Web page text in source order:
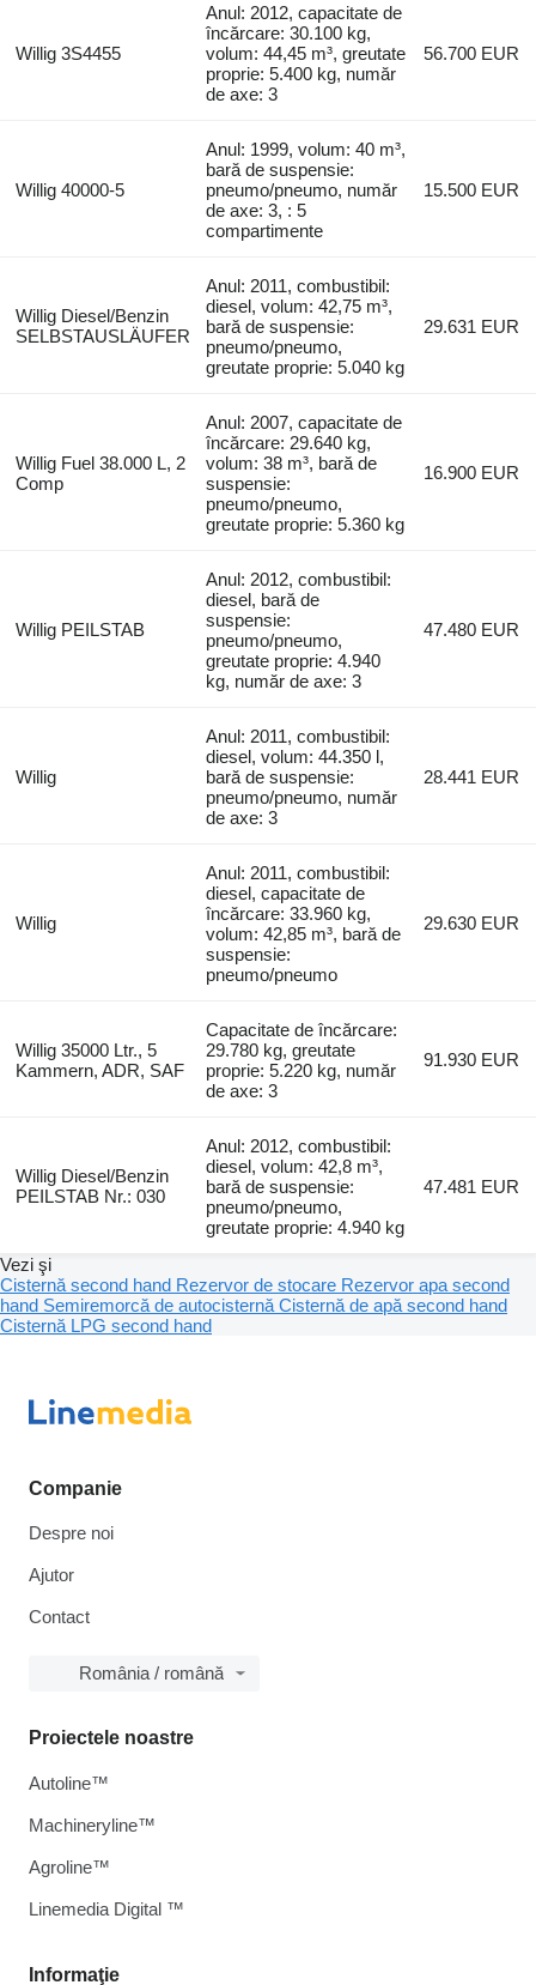
Willig 3S4455
Anul: 2012, capacitate de
încărcare: 30.100 kg,
volum: 44,45 m³, greutate
proprie: 5.400 kg, număr
de axe: 3
56.700 EUR
Willig 40000-5
Anul: 1999, volum: 40 m³,
bară de suspensie:
pneumo/pneumo, număr
de axe: 3, : 5
compartimente
15.500 EUR
Willig Diesel/Benzin
SELBSTAUSLÄUFER
Anul: 2011, combustibil:
diesel, volum: 42,75 m³,
bară de suspensie:
pneumo/pneumo,
greutate proprie: 5.040 kg
29.631 EUR
Willig Fuel 38.000 L, 2
Comp
Anul: 2007, capacitate de
încărcare: 29.640 kg,
volum: 38 m³, bară de
suspensie:
pneumo/pneumo,
greutate proprie: 5.360 kg
16.900 EUR
Willig PEILSTAB
Anul: 2012, combustibil:
diesel, bară de
suspensie:
pneumo/pneumo,
greutate proprie: 4.940
kg, număr de axe: 3
47.480 EUR
Willig
Anul: 2011, combustibil:
diesel, volum: 44.350 l,
bară de suspensie:
pneumo/pneumo, număr
de axe: 3
28.441 EUR
Willig
Anul: 2011, combustibil:
diesel, capacitate de
încărcare: 33.960 kg,
volum: 42,85 m³, bară de
suspensie:
pneumo/pneumo
29.630 EUR
Willig 35000 Ltr., 5
Kammern, ADR, SAF
Capacitate de încărcare:
29.780 kg, greutate
proprie: 5.220 kg, număr
de axe: 3
91.930 EUR
Willig Diesel/Benzin
PEILSTAB Nr.: 030
Anul: 2012, combustibil:
diesel, volum: 42,8 m³,
bară de suspensie:
pneumo/pneumo,
greutate proprie: 4.940 kg
47.481 EUR
Vezi şi
Cisternă second hand Rezervor de stocare Rezervor apa second
hand Semiremorcă de autocisternă Cisternă de apă second hand
Cisternă LPG second hand
Companie
Despre noi
Ajutor
Contact
România / română
Informaţie
Proiectele noastre
Autoline™
Machineryline™
Agroline™
Linemedia Digital ™